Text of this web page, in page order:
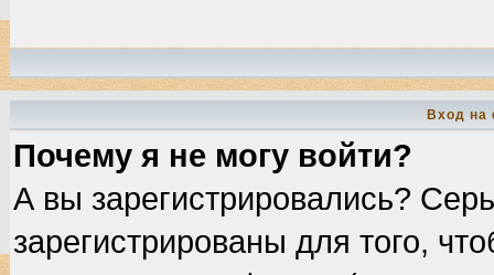
Вход на
Почему я не могу войти?
А вы зарегистрировались?
зарегистрированы для того,